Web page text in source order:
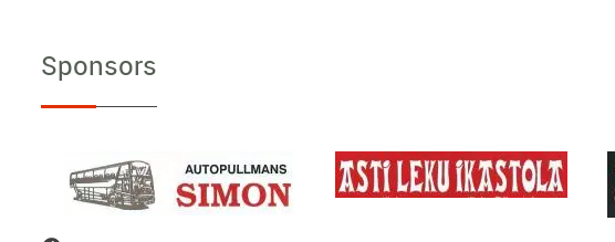
Sponsors